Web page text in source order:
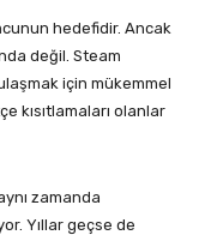
hedefidir. Ancak
değil. Steam
için mükemmel
kısıtlamaları olanlar
zamanda
Yıllar geçse de